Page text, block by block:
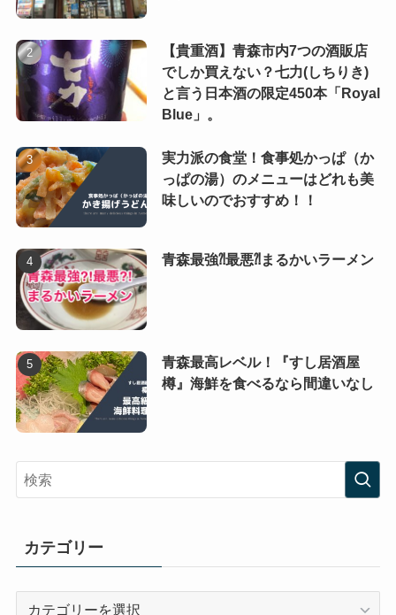
【貴重酒】青森市内7つの酒販店
でしか買えない？七力(しちりき)
と言う日本酒の限定450本「Royal
Blue」。
実力派の食堂！食事処かっぱ（か
っぱの湯）のメニューはどれも美
味しいのでおすすめ！！
青森最強⁈最悪⁈まるかいラーメン
青森最高レベル！『すし居酒屋
樽』海鮮を食べるなら間違いなし
カテゴリー